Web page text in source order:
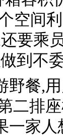
空间
要乘
到不
野餐,
二排
一家